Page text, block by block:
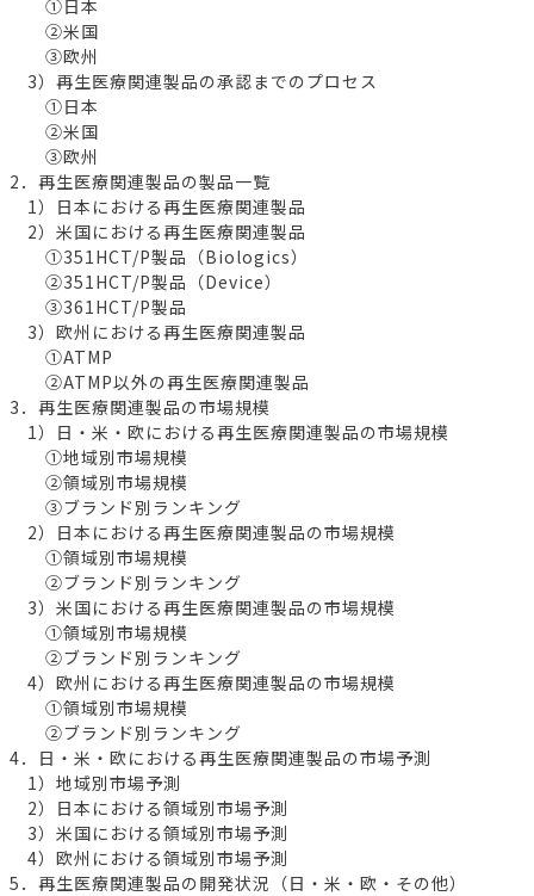
①日本
②米国
③欧州
3）再生医療関連製品の承認までのプロセス
①日本
②米国
③欧州
2．再生医療関連製品の製品一覧
1）日本における再生医療関連製品
2）米国における再生医療関連製品
①351HCT/P製品（Biologics）
②351HCT/P製品（Device）
③361HCT/P製品
3）欧州における再生医療関連製品
①ATMP
②ATMP以外の再生医療関連製品
3．再生医療関連製品の市場規模
1）日・米・欧における再生医療関連製品の市場規模
①地域別市場規模
②領域別市場規模
③ブランド別ランキング
2）日本における再生医療関連製品の市場規模
①領域別市場規模
②ブランド別ランキング
3）米国における再生医療関連製品の市場規模
①領域別市場規模
②ブランド別ランキング
4）欧州における再生医療関連製品の市場規模
①領域別市場規模
②ブランド別ランキング
4．日・米・欧における再生医療関連製品の市場予測
1）地域別市場予測
2）日本における領域別市場予測
3）米国における領域別市場予測
4）欧州における領域別市場予測
5．再生医療関連製品の開発状況（日・米・欧・その他）